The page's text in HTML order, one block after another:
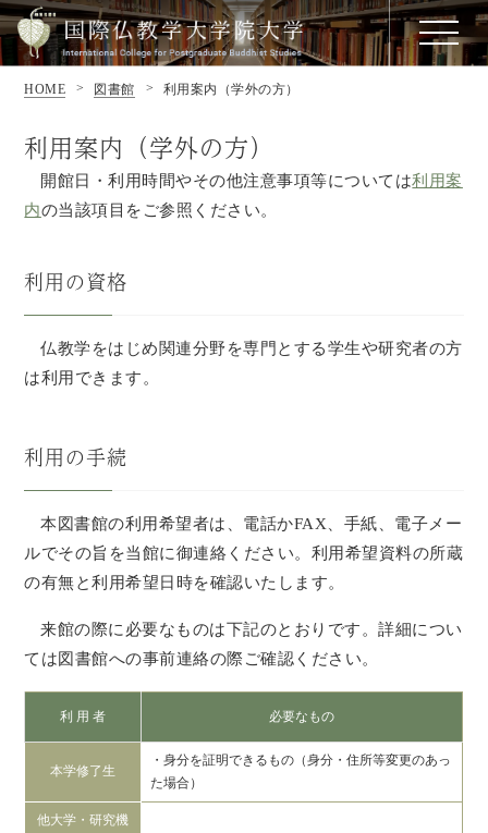
HOME 図書館 利用案内（学外の方）
利用案内（学外の方）
開館日・利用時間やその他注意事項等については利用案
内の当該項目をご参照ください。
利用の資格
仏教学をはじめ関連分野を専門とする学生や研究者の方
は利用できます。
利用の手続
本図書館の利用希望者は、電話かFAX、手紙、電子メー
ルでその旨を当館に御連絡ください。利用希望資料の所蔵
の有無と利用希望日時を確認いたします。
来館の際に必要なものは下記のとおりです。詳細につい
ては図書館への事前連絡の際ご確認ください。
利 用 者 必要なもの
本学修了生
・身分を証明できるもの（身分・住所等変更のあっ
た場合）
他大学・研究機